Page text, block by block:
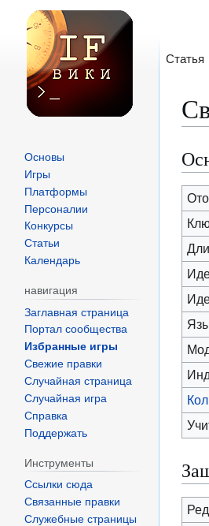
к
к
Статья
Основы
Игры
Платформы
Персоналии
Конкурсы
Статьи
Календарь
навигация
Заглавная страница
Портал сообщества
Избранные игры
Свежие правки
Случайная страница
Случайная игра
Справка
Поддержать
Инструменты
Ссылки сюда
Связанные правки
Служебные страницы